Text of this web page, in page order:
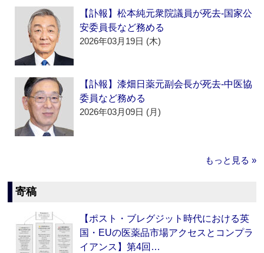
【訃報】松本純元衆院議員が死去‐国家公
安委員長など務める
2026年03月19日 (木)
【訃報】漆畑日薬元副会長が死去‐中医協
委員など務める
2026年03月09日 (月)
もっと見る »
寄稿
【ポスト・ブレグジット時代における英
国・EUの医薬品市場アクセスとコンプラ
イアンス】第4回…